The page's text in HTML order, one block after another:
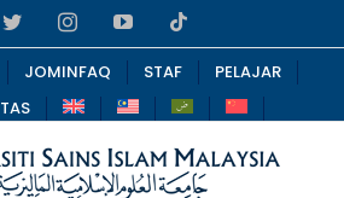
TwitterInstagramYouTube
JOMINFAQ STAF
PELAJAR